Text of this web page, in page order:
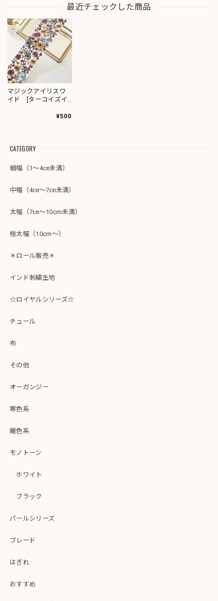
最近チェックした商品
マジックアイリスワ
イド [ターコイズイ
¥500
CATEGORY
細幅（1～4㎝未満）
中幅（4㎝～7㎝未満）
太幅（7㎝～10cm未満）
極太幅（10cm～）
＊ロール販売＊
インド刺繍生地
☆ロイヤルシリーズ☆
チュール
布
その他
オーガンジー
寒色系
暖色系
モノトーン
ホワイト
ブラック
パールシリーズ
ブレード
はぎれ
おすすめ